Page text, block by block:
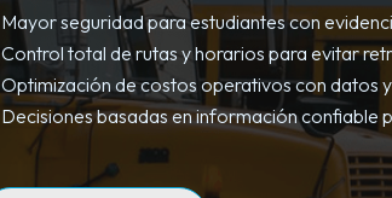
Mayor seguridad para estudiantes con
Control total de rutas y horarios para evitar
Optimización de costos operativos con datos
Decisiones basadas en información confiable